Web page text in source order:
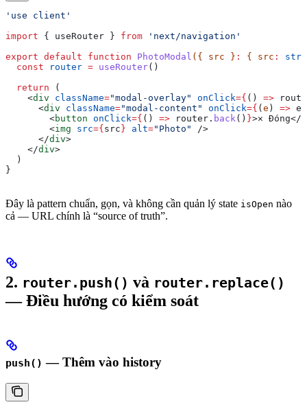
'use client'
import { useRouter } from 'next/navigation'
export default function PhotoModal ({ src } : { src :
  const
router = useRouter()
  return
(
    <
div className="modal-overlay" onClick={ () =>
      <
div className="modal-content" onClick={ ( e ) => e
        <
button onClick={ () => router . back() }>✕ Đóng</
        <
img src={ src } alt="Photo"
/>
      </
div>
    </
div>
  )
}
Đây là pattern chuẩn, gọn, và không cần quản lý state isOpen nào
cả — URL chính là “source of truth”.
2. router.push() và router.replace()
— Điều hướng có kiểm soát
push() — Thêm vào history